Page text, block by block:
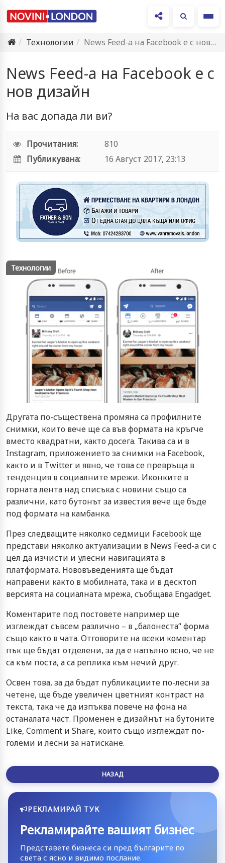
Технологии
News Feed-a на Facebook е с нов дизайн
News Feed-a на Facebook е с
нов дизайн
На вас допада ли ви?
Прочитания:
810
Публикувана:
16 Август 2017, 23:13
Технологии
Другата по-съществена промяна са профилните
снимки, които вече ще са във формата на кръгче
вместо квадратни, както досега. Такива са и в
Instagram, приложението за снимки на Facebook,
както и в Twitter и явно, че това се превръща в
тенденция в социалните мрежи. Иконките в
горната лента над списъка с новини също са
различни, като бутонът за известия вече ще бъде
под формата на камбанка.
През следващите няколко седмици Facebook ще
представи няколко актуализации в News Feed-a си с
цел да изчисти и улесни навигацията в
платформата. Нововъведенията ще бъдат
направени както в мобилната, така и в десктоп
версията на социалната мрежа, съобщава Engadget.
Коментарите под постовете например ще
изглеждат съвсем различно – в „балонеста“ форма
също както в чата. Отговорите на всеки коментар
пък ще бъдат отделени, за да е напълно ясно, че не
са към поста, а са реплика към нечий друг.
Освен това, за да бъдат публикациите по-лесни за
четене, ще бъде увеличен цветният контраст на
текста, така че да изпъква повече на фона на
останалата част. Променен е дизайнът на бутоните
Like, Comment и Share, които също изглеждат по-
големи и лесни за натискане.
НАЗАД
РЕКЛАМИРАЙ ТУК
Рекламирайте вашият бизнес
Представете бизнеса си пред българите по
света с ясно и видимо послание.